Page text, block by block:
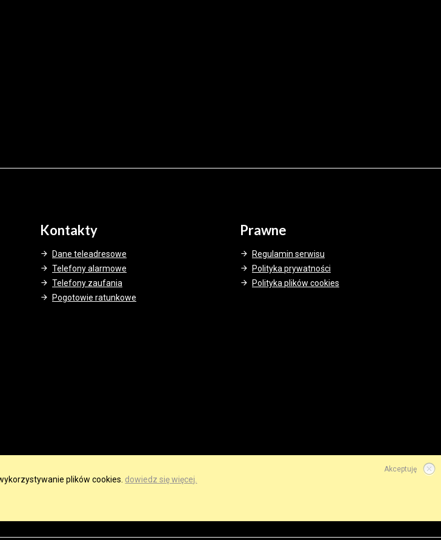
Kontakty
Dane teleadresowe
Telefony alarmowe
Telefony zaufania
Pogotowie ratunkowe
Prawne
Regulamin serwisu
Polityka prywatności
Polityka plików cookies
Akceptuję
plików cookies. dowiedz się więcej.